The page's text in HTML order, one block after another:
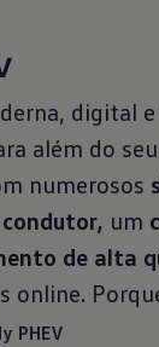
digital
além do
numerosos
um
de alta
online.
PHEV